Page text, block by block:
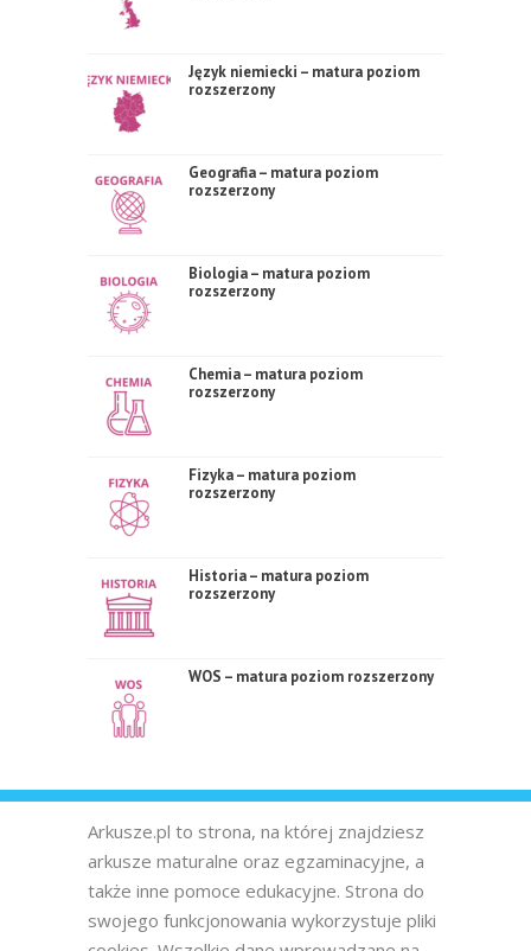
Język niemiecki – matura poziom
rozszerzony
Geografia – matura poziom
rozszerzony
Biologia – matura poziom
rozszerzony
Chemia – matura poziom
rozszerzony
Fizyka – matura poziom
rozszerzony
Historia – matura poziom
rozszerzony
WOS – matura poziom rozszerzony
Arkusze.pl to strona, na której znajdziesz
arkusze maturalne oraz egzaminacyjne, a
także inne pomoce edukacyjne. Strona do
swojego funkcjonowania wykorzystuje pliki